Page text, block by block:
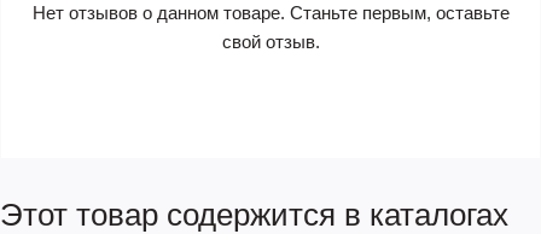
Нет отзывов о данном товаре. Станьте первым, оставьте
свой отзыв.
Этот товар содержится в каталогах